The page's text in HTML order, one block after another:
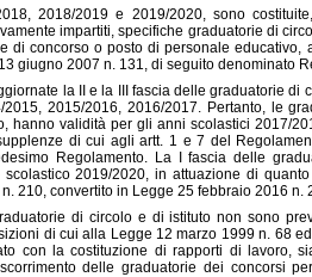
2018/2019 e 2019/2020, sono
impartiti, specifiche graduatorie di
di concorso o posto di personale educativo,
giugno 2007 n. 131, di seguito denominato
la II e la III fascia delle graduatorie di
2015/2016, 2016/2017. Pertanto, le
hanno validità per gli anni scolastici 2017/
di cui agli artt. 1 e 7 del
Regolamento. La I fascia delle
2019/2020, in attuazione di
210, convertito in Legge 25 febbraio 2016 n.
di circolo e di istituto non sono
di cui alla Legge 12 marzo 1999 n. 68
con la costituzione di rapporti di lavoro,
delle graduatorie dei concorsi